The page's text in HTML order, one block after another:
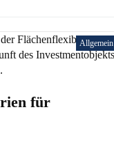
Allgemein
für